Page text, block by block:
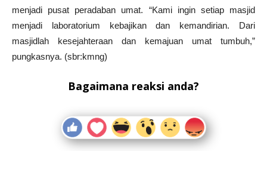
menjadi pusat peradaban umat. “Kami ingin setiap masjid
menjadi laboratorium kebajikan dan kemandirian. Dari
masjidlah kesejahteraan dan kemajuan umat tumbuh,”
pungkasnya. (sbr:kmng)
Bagaimana reaksi anda?